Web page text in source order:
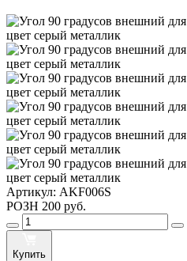
Артикул: AKF006S
РОЗН 200 руб.
Купить